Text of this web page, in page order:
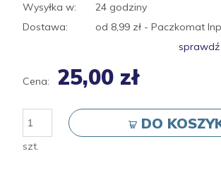
Wysyłka w:
24 godziny
Dostawa:
od 8,99 zł - Paczkomat
Cena: 25,00 zł
szt.
DO